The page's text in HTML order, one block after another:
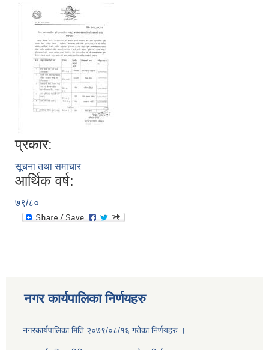
प्रकार:
सूचना तथा समाचार
आर्थिक वर्ष:
७९/८०
नगर कार्यपालिका निर्णयहरु
नगरकार्यपालिका मिति २०७९/०८/१६ गतेका निर्णयहरु ।